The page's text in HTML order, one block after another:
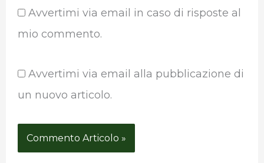
Avvertimi via email in caso di risposte al
mio commento.
Avvertimi via email alla pubblicazione di
un nuovo articolo.